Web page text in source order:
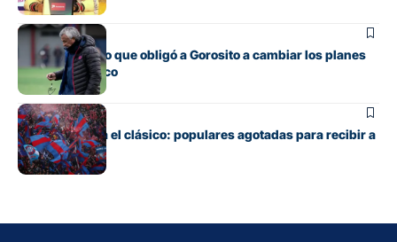
Fútbol
El contratiempo que obligó a Gorosito a cambiar los planes
antes del clásico
Fútbol
Boedo ya juega el clásico: populares agotadas para recibir a
Huracán